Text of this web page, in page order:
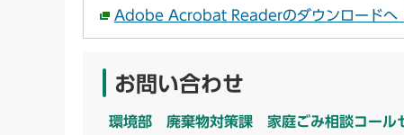
Adobe Acrobat Readerのダウンロードへ
お問い合わせ
環境部 廃棄物対策課 家庭ごみ相談コール